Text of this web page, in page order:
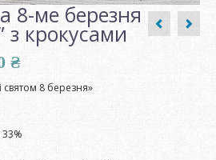
8-ме березня
з крокусами
₴
святом 8 березня»